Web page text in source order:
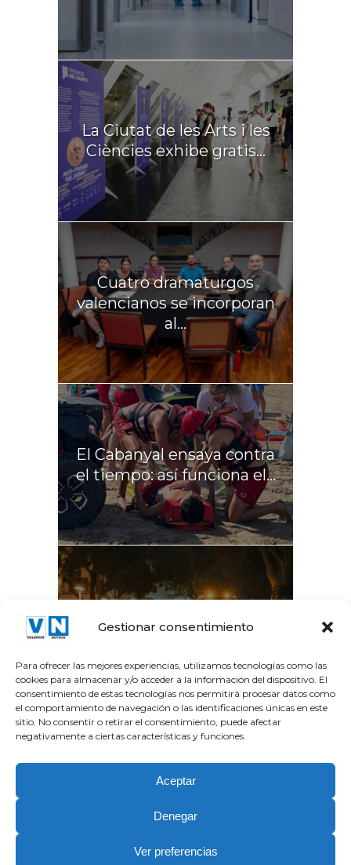
Gestionar consentimiento
Para ofrecer las mejores experiencias, utilizamos tecnologías como las
cookies para almacenar y/o acceder a la información del dispositivo. El
consentimiento de estas tecnologías nos permitirá procesar datos como
el comportamiento de navegación o las identificaciones únicas en este
sitio. No consentir o retirar el consentimiento, puede afectar
negativamente a ciertas características y funciones.
Aceptar
Denegar
Ver preferencias
La Ciutat de les Arts i les
Ciències exhibe gratis...
Cuatro dramaturgos
valencianos se incorporan
al...
El Cabanyal ensaya contra
el tiempo: así funciona el...
del Túria recupera el...
| Stock images by